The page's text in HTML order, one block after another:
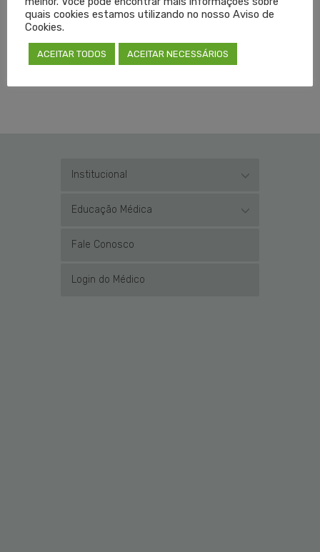
Institucional
Educação Médica
Fale Conosco
Login do Médico
quais cookies estamos utilizando no nosso Aviso de
Cookies.
ACEITAR TODOS ACEITAR NECESSÁRIOS